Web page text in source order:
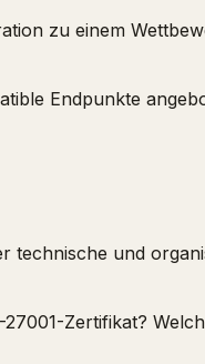
zu einem
Endpunkte
technische und
Zertifikat?